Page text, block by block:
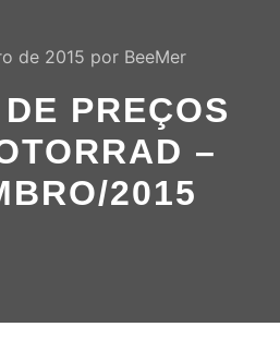
de 2015 por BeeMer
PREÇOS
–
2015